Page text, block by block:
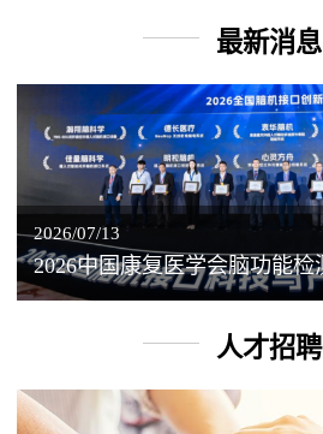
最新消息
2026/07/13
人才招聘